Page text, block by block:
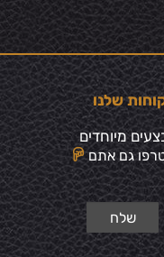
שלנו
מיוחדים
גם אתם